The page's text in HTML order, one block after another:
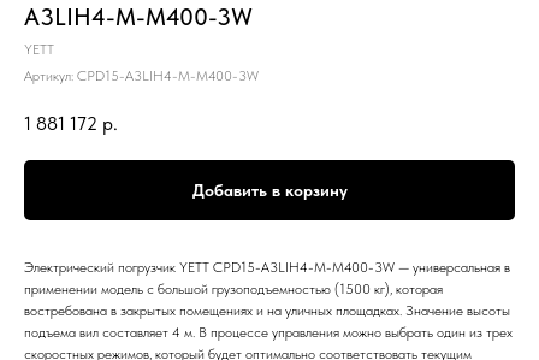
A3LIH4-M-M400-3W
YETT
Артикул: CPD15-A3LIH4-M-M400-3W
1 881 172 р.
Добавить в корзину
Электрический погрузчик YETT CPD15-A3LIH4-M-M400-3W — универсальная в
применении модель с большой грузоподъемностью (1500 кг), которая
востребована в закрытых помещениях и на уличных площадках. Значение высоты
подъема вил составляет 4 м. В процессе управления можно выбрать один из трех
скоростных режимов, который будет оптимально соответствовать текущим